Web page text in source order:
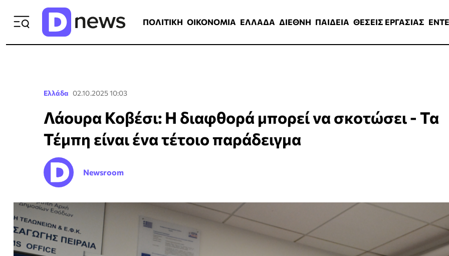
ΠΟΛΙΤΙΚΗ ΟΙΚΟΝΟΜΙΑ ΕΛΛΑΔΑ ΔΙΕΘΝΗ ΠΑΙΔΕΙΑ ΘΕΣΕΙΣ ΕΡΓΑΣΙΑΣ
Ελλάδα 02.10.2025 10:03
Λάουρα Κοβέσι: Η διαφθορά μπορεί να σκοτώσει - Τα
Τέμπη είναι ένα τέτοιο παράδειγμα
Newsroom